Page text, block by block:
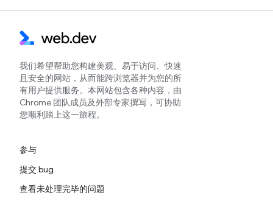
我们希望帮助您构建美观、易于访问、快速
且安全的网站，从而能跨浏览器并为您的所
有用户提供服务。本网站包含各种内容，由
Chrome 团队成员及外部专家撰写，可协助
您顺利踏上这一旅程。
参与
提交 bug
查看未处理完毕的问题